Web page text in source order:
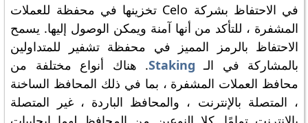
في الاحتفاظ بشركة Celo تخزينها في محفظة للعملات
المشفرة ، للتأكد من أنها آمنة ويمكن الوصول إليها. يسمح
الاحتفاظ بالرمز المميز في محفظة تشفير للمتداولين
بالمشاركة في الـ Staking. هناك أنواع مختلفة من
محافظ العملات المشفرة ، بما في ذلك المحافظ الساخنة
، المتصلة بالإنترنت ، والمحافظ الباردة ، غير المتصلة